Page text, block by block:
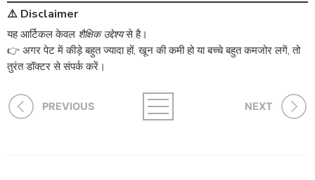
⚠️ Disclaimer
यह आर्टिकल केवल शैक्षिक उद्देश्यसे है।
👉 अगर पेट में कीड़े बहुत ज्यादा हों, खून की कमी हो या बच्चे बहुत कमजोर लगें, तो
तुरंत डॉक्टर से संपर्क करें।
PREVIOUS NEXT